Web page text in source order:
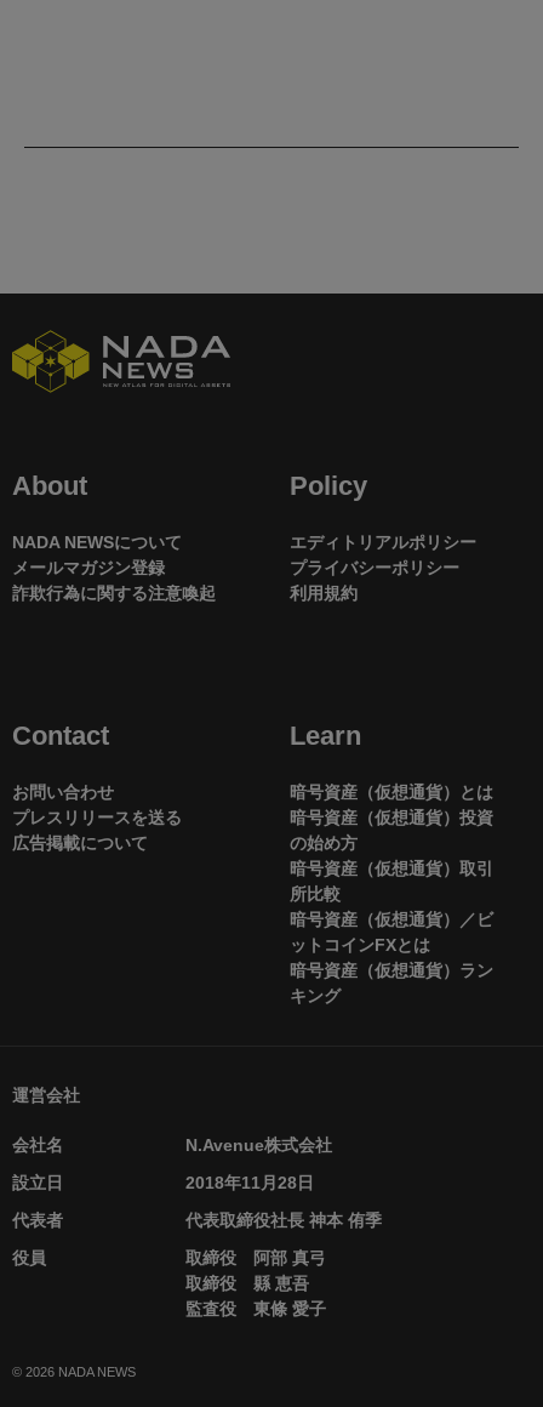
About
NADA NEWSについて
メールマガジン登録
詐欺行為に関する注意喚起
Policy
エディトリアルポリシー
プライバシーポリシー
利用規約
Contact
お問い合わせ
プレスリリースを送る
広告掲載について
Learn
暗号資産（仮想通貨）とは
暗号資産（仮想通貨）投資
の始め方
暗号資産（仮想通貨）取引
所比較
暗号資産（仮想通貨）／ビ
ットコインFXとは
暗号資産（仮想通貨）ラン
キング
運営会社
会社名
N.Avenue株式会社
設立日
2018年11月28日
代表者
代表取締役社長 神本 侑季
役員
取締役 阿部 真弓
取締役 縣 恵吾
監査役 東條 愛子
© 2026 NADA NEWS